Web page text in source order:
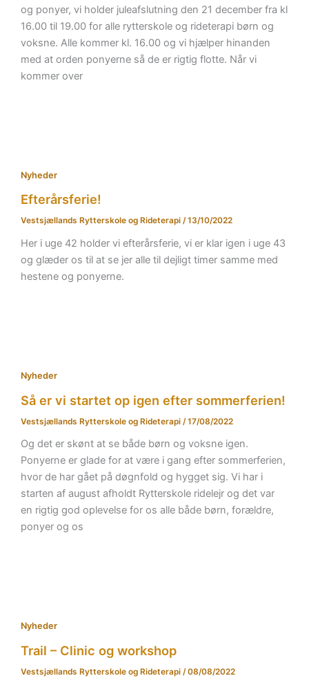
og ponyer, vi holder juleafslutning den 21 december fra kl
16.00 til 19.00 for alle rytterskole og rideterapi børn og
voksne. Alle kommer kl. 16.00 og vi hjælper hinanden
med at orden ponyerne så de er rigtig flotte. Når vi
kommer over
Nyheder
Efterårsferie!
Vestsjællands Rytterskole og Rideterapi /13/10/2022
Her i uge 42 holder vi efterårsferie, vi er klar igen i uge 43
og glæder os til at se jer alle til dejligt timer samme med
hestene og ponyerne.
Nyheder
Så er vi startet op igen efter sommerferien!
Vestsjællands Rytterskole og Rideterapi /17/08/2022
Og det er skønt at se både børn og voksne igen.
Ponyerne er glade for at være i gang efter sommerferien,
hvor de har gået på døgnfold og hygget sig. Vi har i
starten af august afholdt Rytterskole ridelejr og det var
en rigtig god oplevelse for os alle både børn, forældre,
ponyer og os
Nyheder
Trail – Clinic og workshop
Vestsjællands Rytterskole og Rideterapi /08/08/2022